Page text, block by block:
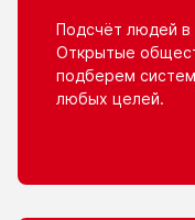
Подсчёт людей в
Открытые
подберем
любых целей.